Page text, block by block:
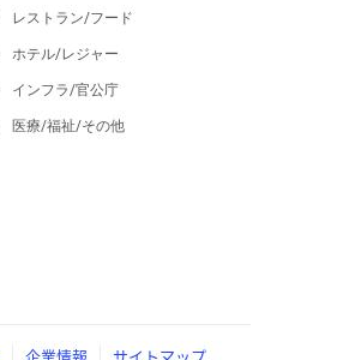
レストラン/フード
ホテル/レジャー
インフラ/官公庁
医療/福祉/その他